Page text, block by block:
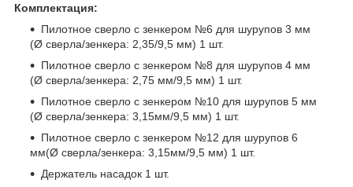
Комплектация:
Пилотное сверло с зенкером №6 для шурупов 3 мм
(Ø сверла/зенкера: 2,35/9,5 мм) 1 шт.
Пилотное сверло с зенкером №8 для шурупов 4 мм
(Ø сверла/зенкера: 2,75 мм/9,5 мм) 1 шт.
Пилотное сверло с зенкером №10 для шурупов 5 мм
(Ø сверла/зенкера: 3,15мм/9,5 мм) 1 шт.
Пилотное сверло с зенкером №12 для шурупов 6
мм(Ø сверла/зенкера: 3,15мм/9,5 мм) 1 шт.
Держатель насадок 1 шт.